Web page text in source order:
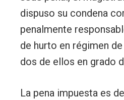
dispuso su condena
penalmente
de hurto en régimen
dos de ellos en grado
La pena impuesta es